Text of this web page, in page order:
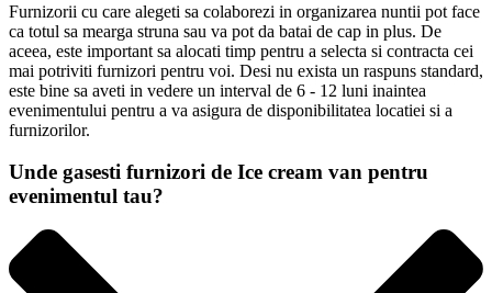
Furnizorii cu care alegeti sa colaborezi in organizarea nuntii pot face
ca totul sa mearga struna sau va pot da batai de cap in plus. De
aceea, este important sa alocati timp pentru a selecta si contracta cei
mai potriviti furnizori pentru voi. Desi nu exista un raspuns standard,
este bine sa aveti in vedere un interval de 6 - 12 luni inaintea
evenimentului pentru a va asigura de disponibilitatea locatiei si a
furnizorilor.
Unde gasesti furnizori de Ice cream van pentru
evenimentul tau?